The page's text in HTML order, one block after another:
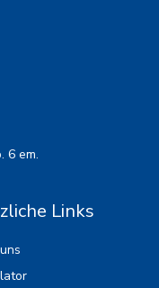
6 em.
Links